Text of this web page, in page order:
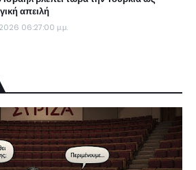
απειλή
06:27:00 μ.μ.